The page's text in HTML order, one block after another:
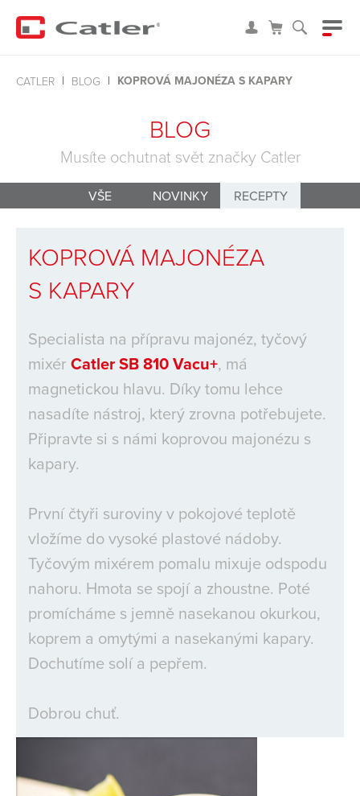
CATLER BLOG KOPROVÁ MAJONÉZA S KAPARY
BLOG
Musíte ochutnat svět značky Catler
VŠE NOVINKY RECEPTY
KOPROVÁ MAJONÉZA
S KAPARY
Specialista na přípravu majonéz, tyčový
mixér Catler SB 810 Vacu+, má
magnetickou hlavu. Díky tomu lehce
nasadíte nástroj, který zrovna potřebujete.
Připravte si s námi koprovou majonézu s
kapary.
První čtyři suroviny v pokojové teplotě
vložíme do vysoké plastové nádoby.
Tyčovým mixérem pomalu mixuje odspodu
nahoru. Hmota se spojí a zhoustne. Poté
promícháme s jemně nasekanou okurkou,
koprem a omytými a nasekanými kapary.
Dochutíme solí a pepřem.
Dobrou chuť.